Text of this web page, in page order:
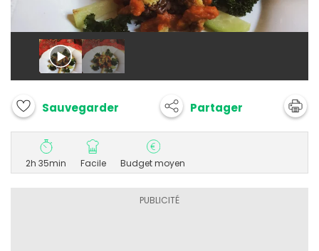
Sauvegarder Partager
2h 35min Facile Budget moyen